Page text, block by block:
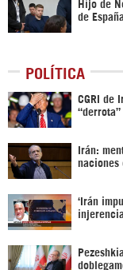
Hijo de
de España
POLÍTICA
CGRI de
“derrota”
Irán:
naciones
‘Irán